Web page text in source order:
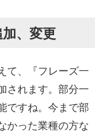
、変更
て、『フレーズ一
されます。部分一
ですね。今まで部
かった業種の方な